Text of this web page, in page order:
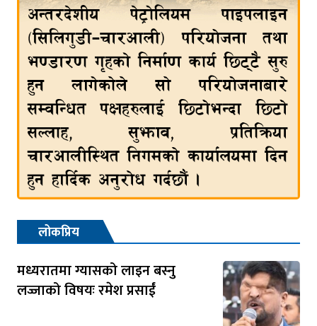
लोकप्रिय
मध्यरातमा ग्यासको लाइन बस्नु
लज्जाको विषयः रमेश प्रसाईं